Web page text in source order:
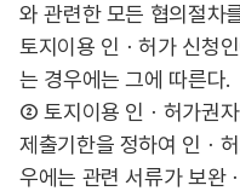
와 관련한 모든 협의절차
토지이용 인ㆍ허가 신청
는 경우에는 그에 따른다.
② 토지이용 인ㆍ허가권
제출기한을 정하여 인ㆍ
우에는 관련 서류가 보완